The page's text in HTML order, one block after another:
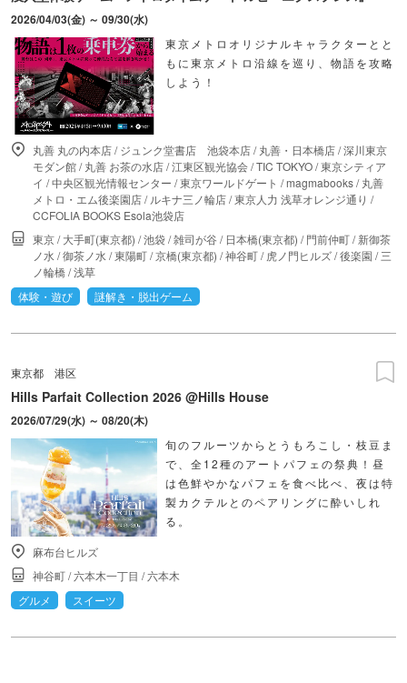
2026/04/03(金) ～ 09/30(水)
東京メトロオリジナルキャラクターとと
もに東京メトロ沿線を巡り、物語を攻略
しよう！
丸善 丸の内本店/ジュンク堂書店 池袋本店/丸善・日本橋店/深川東京
モダン館/丸善 お茶の水店/江東区観光協会/TIC TOKYO/東京シティア
イ /中央区観光情報センター /東京ワールドゲート /magmabooks/丸善
メトロ・エム後楽園店/ ルキナ三ノ輪店/東京人力 浅草オレンジ通り /
CCFOLIA BOOKS Esola池袋店
東京/大手町(東京都) /池袋/雑司が谷 / 日本橋(東京都) /門前仲町/新御茶
ノ水 /御茶ノ水 /東陽町/京橋(東京都) /神谷町/虎ノ門ヒルズ/後楽園 /三
ノ輪橋/浅草
体験・遊び
謎解き・脱出ゲーム
東京都 港区
Hills Parfait Collection 2026 @Hills House
2026/07/29(水) ～ 08/20(木)
旬のフルーツからとうもろこし・枝豆ま
で、全12種のアートパフェの祭典！昼
は色鮮やかなパフェを食べ比べ、夜は特
製カクテルとのペアリングに酔いしれ
る。
麻布台ヒルズ
神谷町/六本木一丁目 /六本木
グルメ
スイーツ